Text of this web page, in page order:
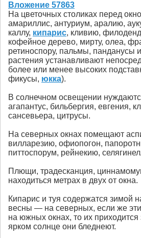
Вложение 57863
На цветочных столиках перед
амариллис, антуриум, аралию,
каллу, кипарис, кливию,
кофейное дерево, мирту, олеа,
ретиноспору, пальмы, панданусы
растения устанавливают
более или менее высоких
фикусы, юкка).
В солнечном освещении
агапантус, бильбергия, евгения,
сансевьера, цитрусы.
На северных окнах помещают
вилларезию, офиопогон,
питтоспорум, рейнекию,
Плющи, традесканция,
находиться метрах в двух от окна.
Кипарис и туя содержатся зимой
весны — на северных, если же
на южных окнах, то их приходится
ярком солнце они бледнеют.